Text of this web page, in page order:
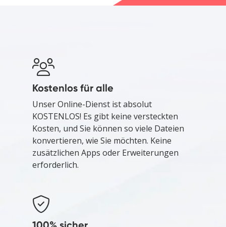
Kostenlos für alle
Unser Online-Dienst ist absolut
KOSTENLOS! Es gibt keine versteckten
Kosten, und Sie können so viele Dateien
konvertieren, wie Sie möchten. Keine
zusätzlichen Apps oder Erweiterungen
erforderlich.